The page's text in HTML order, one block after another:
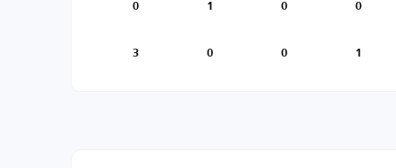
0
0
1
0
1
0
0
3